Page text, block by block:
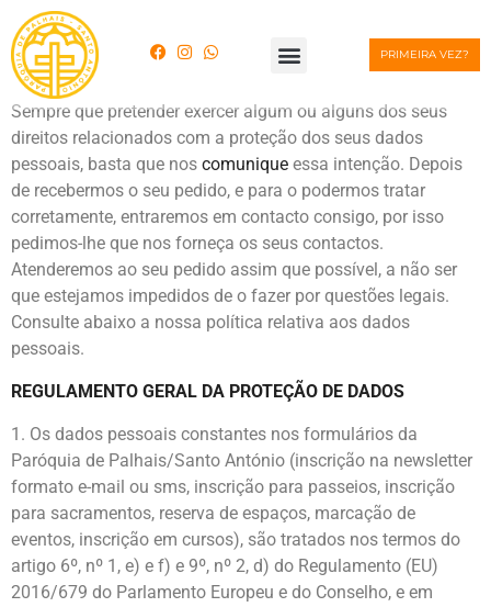
PRIMEIRA VEZ?
Sempre que pretender exercer algum ou alguns dos seus
direitos relacionados com a proteção dos seus dados
pessoais, basta que nos comunique essa intenção. Depois
de recebermos o seu pedido, e para o podermos tratar
corretamente, entraremos em contacto consigo, por isso
pedimos-lhe que nos forneça os seus contactos.
Atenderemos ao seu pedido assim que possível, a não ser
que estejamos impedidos de o fazer por questões legais.
Consulte abaixo a nossa política relativa aos dados
pessoais.
REGULAMENTO GERAL DA PROTEÇÃO DE DADOS
Os dados pessoais constantes nos formulários da
Paróquia de Palhais/Santo António (inscrição na newsletter
formato e-mail ou sms, inscrição para passeios, inscrição
para sacramentos, reserva de espaços, marcação de
eventos, inscrição em cursos), são tratados nos termos do
artigo 6º, nº 1, e) e f) e 9º, nº 2, d) do Regulamento (EU)
2016/679 do Parlamento Europeu e do Conselho, e em